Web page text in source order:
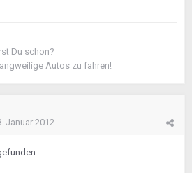
Du schon?
Autos zu fahren!
Januar 2012